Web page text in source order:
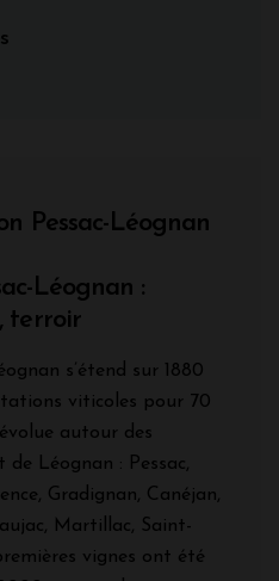
Pessac-Léognan
Léognan :
terroir
s’étend sur 1880
viticoles pour 70
autour des
de Léognan : Pessac,
Gradignan, Canéjan,
Martillac, Saint-
vignes ont été